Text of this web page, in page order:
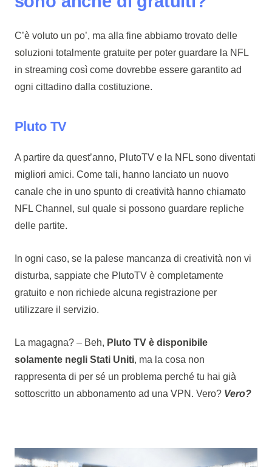
C’è voluto un po’, ma alla fine abbiamo trovato delle
soluzioni totalmente gratuite per poter guardare la NFL
in streaming così come dovrebbe essere garantito ad
ogni cittadino dalla costituzione.
Pluto TV
A partire da quest’anno, PlutoTV e la NFL sono diventati
migliori amici. Come tali, hanno lanciato un nuovo
canale che in uno spunto di creatività hanno chiamato
NFL Channel, sul quale si possono guardare repliche
delle partite.
In ogni caso, se la palese mancanza di creatività non vi
disturba, sappiate che PlutoTV è completamente
gratuito e non richiede alcuna registrazione per
utilizzare il servizio.
La magagna? – Beh, Pluto TV è disponibile
solamente negli Stati Uniti, ma la cosa non
rappresenta di per sé un problema perché tu hai già
sottoscritto un abbonamento ad una VPN. Vero? Vero?